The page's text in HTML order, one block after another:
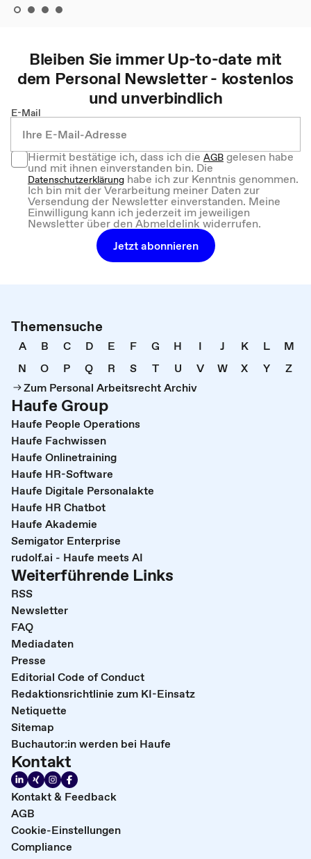
Bleiben Sie immer Up-to-date mit
dem Personal Newsletter - kostenlos
und unverbindlich
E-Mail
Hiermit bestätige ich, dass ich dieAGBgelesen habe
und mit ihnen einverstanden bin. Die
Datenschutzerklärung habe ich zur Kenntnis genommen.
Ich bin mit der Verarbeitung meiner Daten zur
Versendung der Newsletter einverstanden. Meine
Einwilligung kann ich jederzeit im jeweiligen
Newsletter über den Abmeldelink widerrufen.
Jetzt abonnieren
Themensuche
A B C D E F G H I J K L
M
N
O P Q R S T U V W X Y
Z
Zum Personal Arbeitsrecht Archiv
Haufe Group
Haufe People Operations
Haufe Fachwissen
Haufe Onlinetraining
Haufe HR-Software
Haufe Digitale Personalakte
Haufe HR Chatbot
Haufe Akademie
Semigator Enterprise
rudolf.ai - Haufe meets AI
Weiterführende Links
RSS
Newsletter
FAQ
Mediadaten
Presse
Editorial Code of Conduct
Redaktionsrichtlinie zum KI-Einsatz
Netiquette
Sitemap
Buchautor:in werden bei Haufe
Kontakt
Kontakt & Feedback
AGB
Cookie-Einstellungen
Compliance